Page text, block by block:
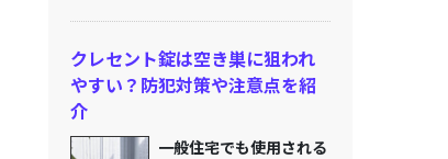
クレセント錠は空き巣に狙われ
やすい？防犯対策や注意点を紹
介
一般住宅でも使用される